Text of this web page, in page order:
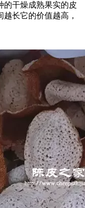
的干燥成熟果实的皮
长它的价值越高，